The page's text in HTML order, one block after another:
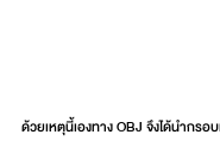
ด้วยเหตุนี้เองทาง OBJ จึงได้นำกร